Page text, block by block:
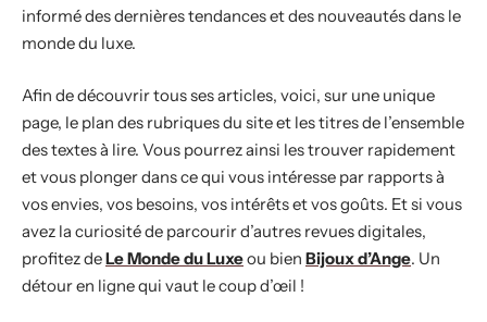
informé des dernières tendances et des nouveautés dans le
monde du luxe.
Afin de découvrir tous ses articles, voici, sur une unique
page, le plan des rubriques du site et les titres de l’ensemble
des textes à lire. Vous pourrez ainsi les trouver rapidement
et vous plonger dans ce qui vous intéresse par rapports à
vos envies, vos besoins, vos intérêts et vos goûts. Et si vous
avez la curiosité de parcourir d’autres revues digitales,
profitez deLe Monde du Luxeou bien Bijoux d’Ange. Un
détour en ligne qui vaut le coup d’œil !